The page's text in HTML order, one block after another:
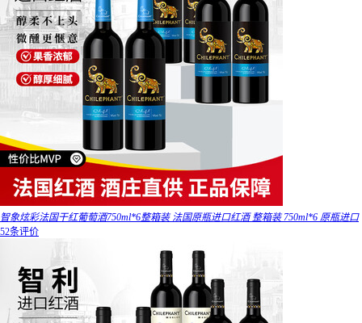
智象炫彩法国干红葡萄酒750ml*6整箱装 法国原瓶进口红酒 整箱装 750ml*6 原瓶进口
52条评价